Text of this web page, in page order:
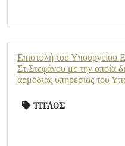
Επιστολή του Υπουργείου
Στ.Στεφάνου με την οποία
αρμόδιας υπηρεσίας του
ΤΙΤΛΟΣ